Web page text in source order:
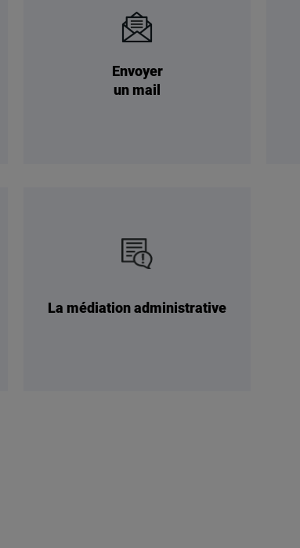
Envoyer
un mail
La médiation administrative